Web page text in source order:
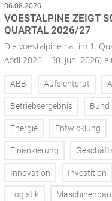
06.08.2026
VOESTALPINE ZEIGT
QUARTAL 2026/27
Die voestalpine hat im 1.
April 2026 – 30. Juni 2026)
ABB Aufsichtsrat
Betriebsergebnis Bund
Energie Entwicklung
Finanzierung
Innovation Investition
Logistik Maschinenbau